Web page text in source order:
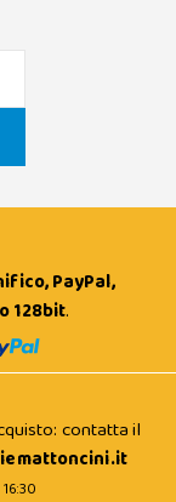
PayPal,
128bit.
contatta il